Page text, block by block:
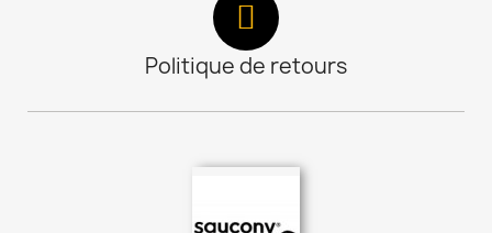
Politique de retours